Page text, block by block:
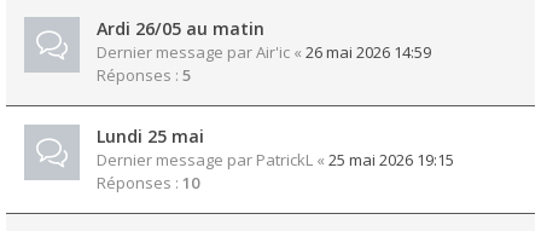
Ardi 26/05 au matin
Dernier message parAir'ic « 26 mai 2026 14:59
Réponses : 5
Lundi 25 mai
Dernier message par PatrickL « 25 mai 2026 19:15
Réponses : 10